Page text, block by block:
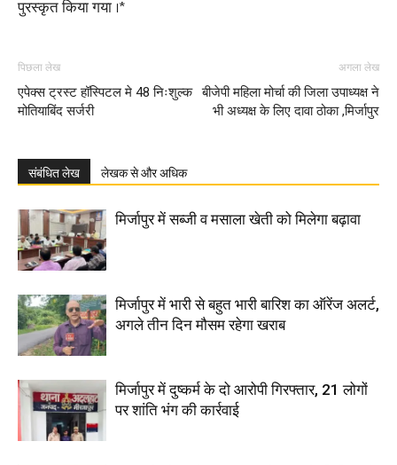
पुरस्कृत किया गया ।*
पिछला लेख
एपेक्स ट्रस्ट हॉस्पिटल मे 48 निःशुल्क
मोतियाबिंद सर्जरी
अगला लेख
बीजेपी महिला मोर्चा की जिला उपाध्यक्ष ने
भी अध्यक्ष के लिए दावा ठोका ,मिर्जापुर
संबंधित लेख लेखक से और अधिक
मिर्जापुर में सब्जी व मसाला खेती को मिलेगा बढ़ावा
मिर्जापुर में भारी से बहुत भारी बारिश का ऑरेंज अलर्ट,
अगले तीन दिन मौसम रहेगा खराब
मिर्जापुर में दुष्कर्म के दो आरोपी गिरफ्तार, 21 लोगों
पर शांति भंग की कार्रवाई